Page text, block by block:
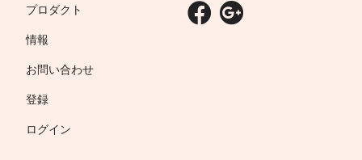
プロダクト
情報
お問い合わせ
登録
ログイン